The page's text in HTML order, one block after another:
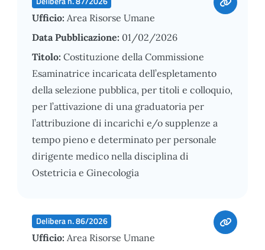
Ufficio: Area Risorse Umane
Data Pubblicazione: 01/02/2026
Titolo: Costituzione della Commissione
Esaminatrice incaricata dell’espletamento
della selezione pubblica, per titoli e colloquio,
per l’attivazione di una graduatoria per
l’attribuzione di incarichi e/o supplenze a
tempo pieno e determinato per personale
dirigente medico nella disciplina di
Ostetricia e Ginecologia
Delibera n. 86/2026
Ufficio: Area Risorse Umane